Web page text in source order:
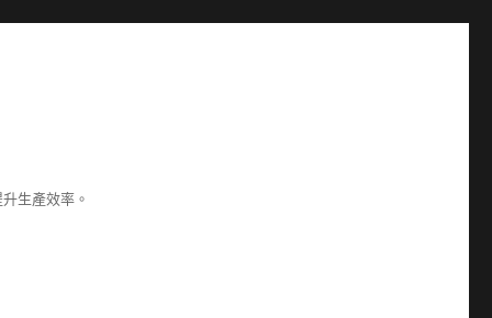
生產效率。